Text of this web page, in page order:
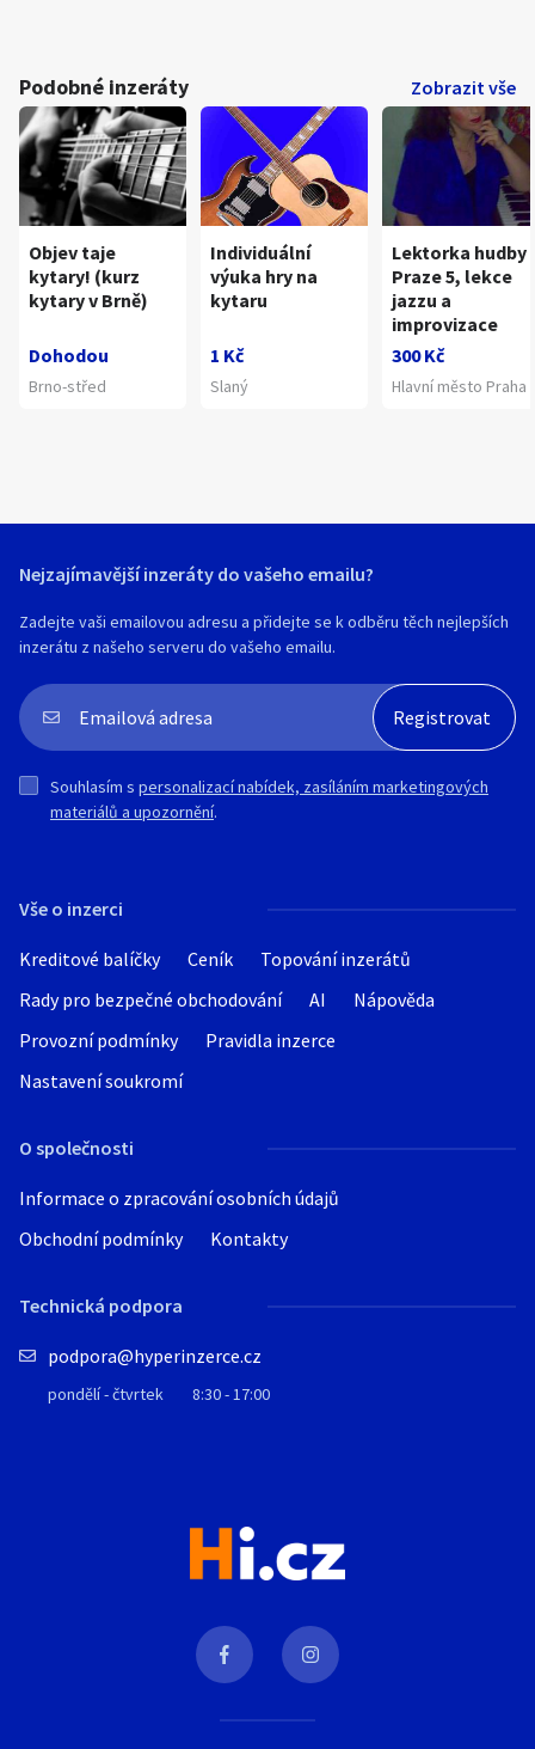
Podobné inzeráty Zobrazit vše
Objev taje
kytary! (kurz
kytary v Brně)
Dohodou
Brno-střed
Individuální
výuka hry na
kytaru
1 Kč
Slaný
Lektorka hudby
Praze 5, lekce
jazzu a
improvizace
300 Kč
Hlavní město Praha
Vše o inzerci
Kreditové balíčky Ceník
Topování inzerátů
Rady pro bezpečné obchodování
AI
Nápověda
Provozní podmínky
Pravidla inzerce
Nastavení soukromí
O společnosti
Informace o zpracování osobních údajů
Obchodní podmínky
Kontakty
Technická podpora
podpora@hyperinzerce.cz
pondělí - čtvrtek 8:30 - 17:00
Nejzajímavější inzeráty do vašeho emailu?
Zadejte vaši emailovou adresu a přidejte se k odběru těch nejlepších
inzerátu z našeho serveru do vašeho emailu.
Souhlasím s personalizací nabídek, zasíláním marketingových
materiálů a upozornění.